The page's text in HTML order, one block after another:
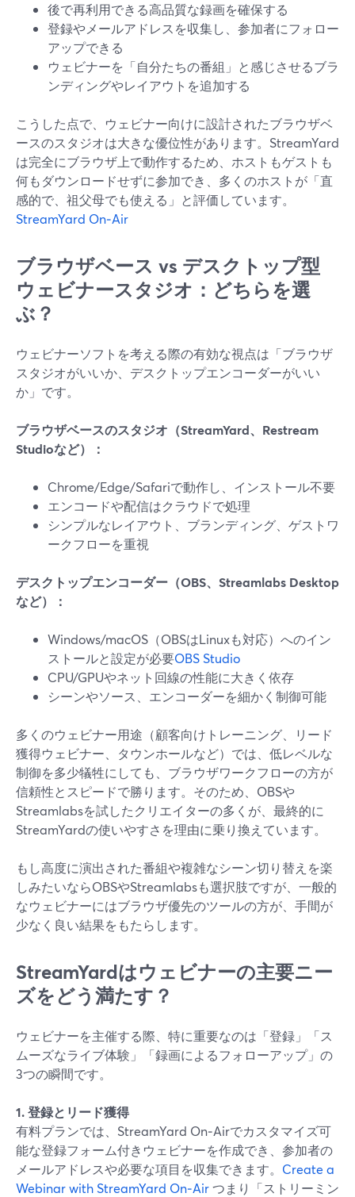
後で再利用できる高品質な録画を確保する
登録やメールアドレスを収集し、参加者にフォロー
アップできる
ウェビナーを「自分たちの番組」と感じさせるブラ
ンディングやレイアウトを追加する
こうした点で、ウェビナー向けに設計されたブラウザベ
ースのスタジオは大きな優位性があります。StreamYard
は完全にブラウザ上で動作するため、ホストもゲストも
何もダウンロードせずに参加でき、多くのホストが「直
感的で、祖父母でも使える」と評価しています。
StreamYard On‑Air
ブラウザベース vs デスクトップ型
ウェビナースタジオ：どちらを選
ぶ？
ウェビナーソフトを考える際の有効な視点は「ブラウザ
スタジオがいいか、デスクトップエンコーダーがいい
か」です。
ブラウザベースのスタジオ（StreamYard、Restream
Studioなど）：
Chrome/Edge/Safariで動作し、インストール不要
エンコードや配信はクラウドで処理
シンプルなレイアウト、ブランディング、ゲストワ
ークフローを重視
デスクトップエンコーダー（OBS、Streamlabs Desktop
など）：
Windows/macOS（OBSはLinuxも対応）へのイン
ストールと設定が必要OBS Studio
CPU/GPUやネット回線の性能に大きく依存
シーンやソース、エンコーダーを細かく制御可能
多くのウェビナー用途（顧客向けトレーニング、リード
獲得ウェビナー、タウンホールなど）では、低レベルな
制御を多少犠牲にしても、ブラウザワークフローの方が
信頼性とスピードで勝ります。そのため、OBSや
Streamlabsを試したクリエイターの多くが、最終的に
StreamYardの使いやすさを理由に乗り換えています。
もし高度に演出された番組や複雑なシーン切り替えを楽
しみたいならOBSやStreamlabsも選択肢ですが、一般的
なウェビナーにはブラウザ優先のツールの方が、手間が
少なく良い結果をもたらします。
StreamYardはウェビナーの主要ニー
ズをどう満たす？
ウェビナーを主催する際、特に重要なのは「登録」「ス
ムーズなライブ体験」「録画によるフォローアップ」の
3つの瞬間です。
1. 登録とリード獲得
有料プランでは、StreamYard On‑Airでカスタマイズ可
能な登録フォーム付きウェビナーを作成でき、参加者の
メールアドレスや必要な項目を収集できます。 Create a
Webinar with StreamYard On‑Airつまり「ストリーミン